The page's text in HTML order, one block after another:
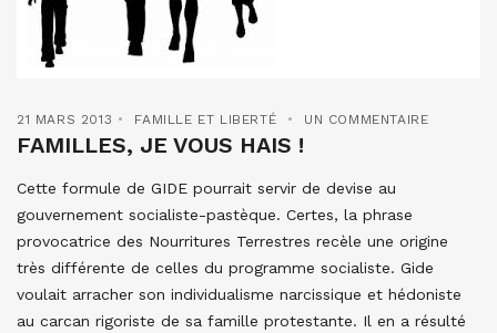
21 MARS 2013 FAMILLE ET LIBERTÉ UN COMMENTAIRE
FAMILLES, JE VOUS HAIS !
Cette formule de GIDE pourrait servir de devise au
gouvernement socialiste-pastèque. Certes, la phrase
provocatrice des Nourritures Terrestres recèle une origine
très différente de celles du programme socialiste. Gide
voulait arracher son individualisme narcissique et hédoniste
au carcan rigoriste de sa famille protestante. Il en a résulté